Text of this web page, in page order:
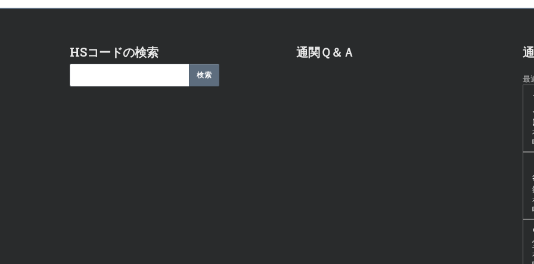
HSコードの検索 通関Ｑ＆Ａ
最